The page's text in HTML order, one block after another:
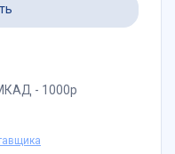
- 1000р